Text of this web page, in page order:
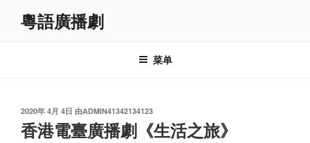
粵語廣播劇
菜单
发
布
于
2020年 4月 4日 由ADMIN41342134123
香港電臺廣播劇《生活之旅》